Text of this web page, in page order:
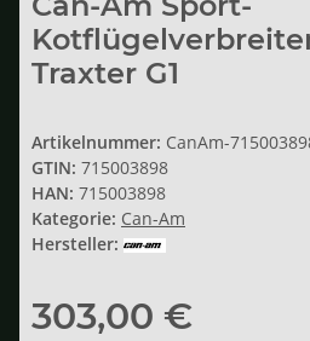
Traxter G1
Artikelnummer: CanAm-
GTIN: 715003898
HAN: 715003898
Kategorie: Can-Am
Hersteller:
303,00 €